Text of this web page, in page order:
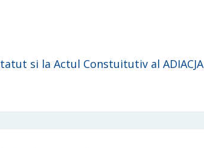
si la Actul Constuitutiv al ADIACJA